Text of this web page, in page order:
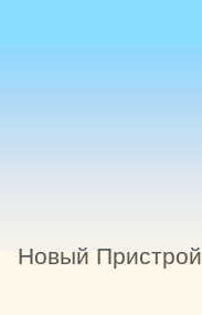
Новый Пристрой